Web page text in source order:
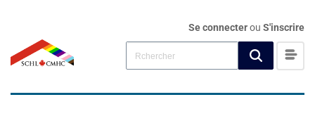
Se connecterou S'inscrire